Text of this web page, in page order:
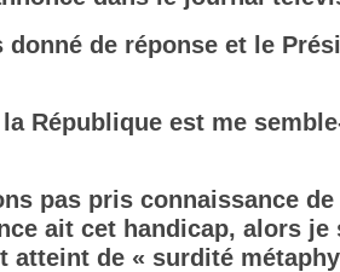
donné de réponse et le
République est me
pas pris connaissance
ait cet handicap, alors
atteint de « surdité